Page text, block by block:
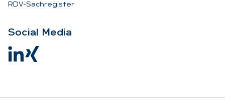
RDV-Sachregister
So­ci­al Me­dia